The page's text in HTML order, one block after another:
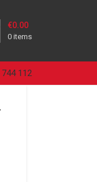
0 items
€0.00
112